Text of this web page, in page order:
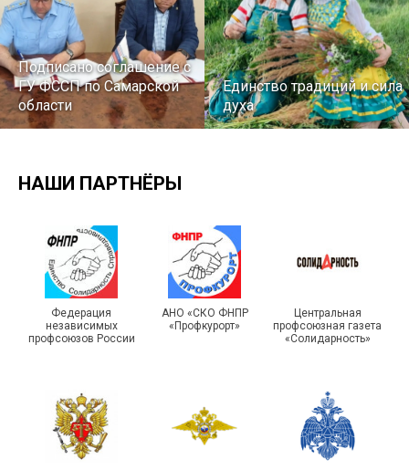
Подписано соглашение с
ГУ ФССП по Самарской
области
Единство традиций и сила
духа
29 первичных
профсоюзных
организаций ГУФСИН
России по Пермскому
краю приняли участие в
туристическом слете
215-й юбилей
государственной
статистики отметили в
Республике Саха (Якутия)
НАШИ ПАРТНЁРЫ
Федерация
независимых
профсоюзов России
АНО «СКО ФНПР
«Профкурорт»
Центральная
профсоюзная газета
«Солидарность»